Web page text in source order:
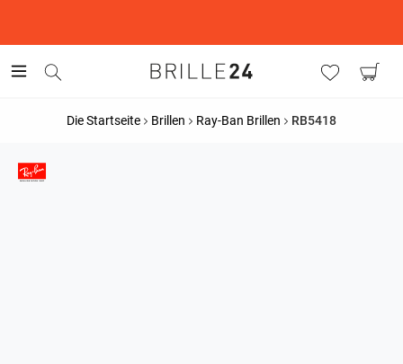
Die Startseite Brillen Ray-Ban Brillen RB5418